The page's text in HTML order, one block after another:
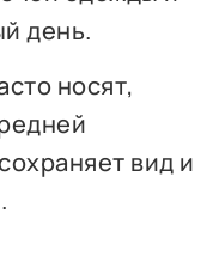
день.
носят,
вид и